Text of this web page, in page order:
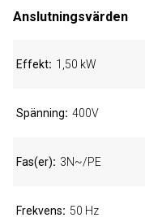
Anslutningsvärden
Effekt 1,50 kW
Spänning 400V
Fas(er) 3N~/PE
Frekvens 50 Hz